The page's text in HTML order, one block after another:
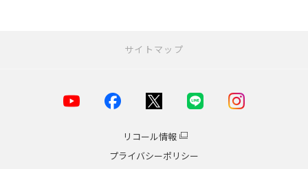
サイトマップ
リコール情報
プライバシーポリシー